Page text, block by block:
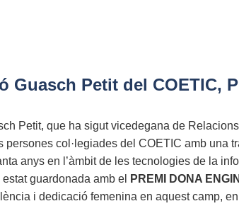
Guasch Petit del COETIC,
Petit, que ha sigut vicedegana de
persones col·legiades del COETIC amb una
anys en l’àmbit de les tecnologies de la
guardonada amb el
PREMI DONA
i dedicació femenina en aquest camp,